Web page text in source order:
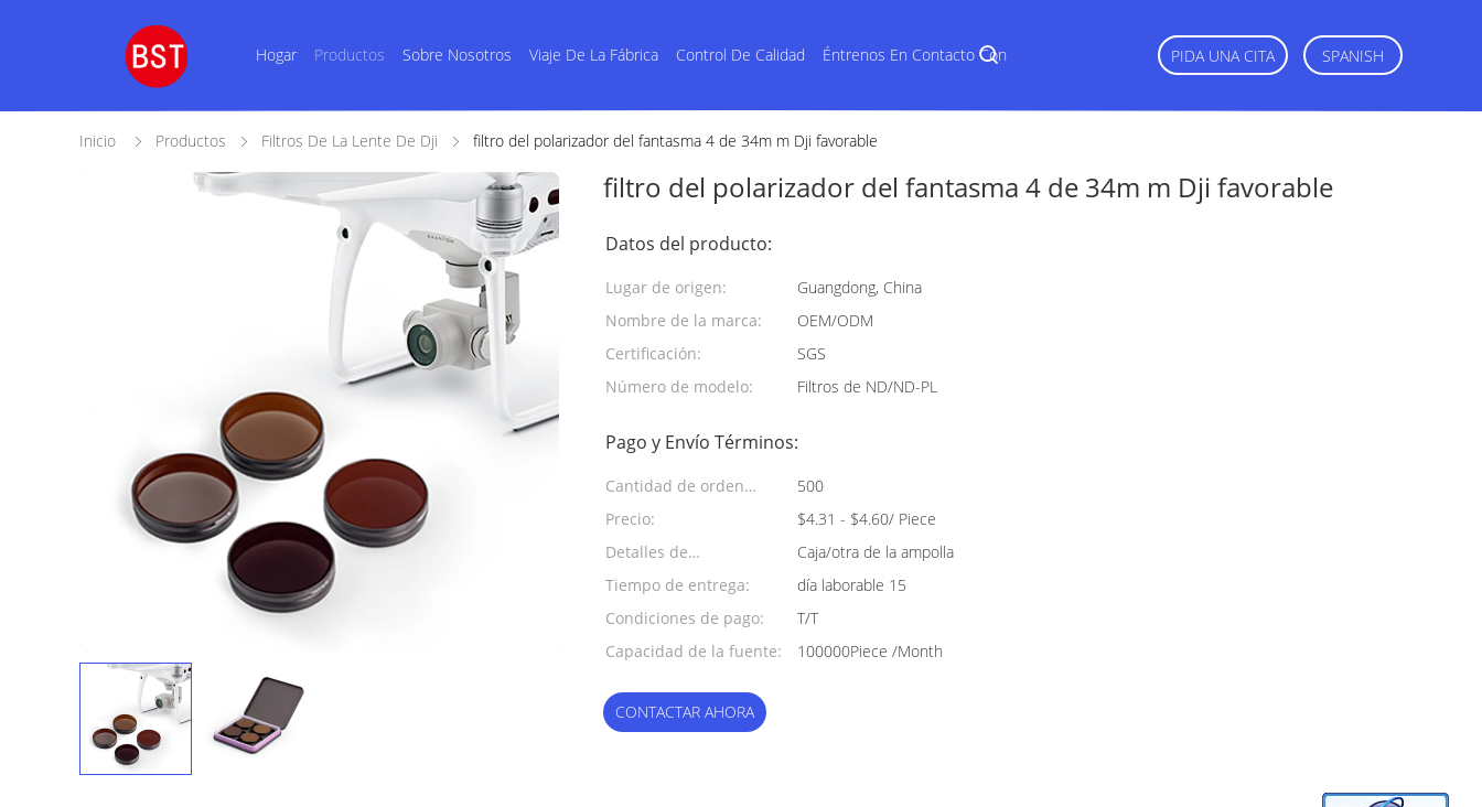
Hogar Productos Sobre Nosotros Viaje De La Fábrica Control De Calidad Éntrenos En Contacto Con PIDA UNA CITA SPANISH
Inicio Productos Filtros De La Lente De Dji filtro del polarizador del fantasma 4 de 34m m Dji favorable
filtro del polarizador del fantasma 4 de 34m m Dji favorable
Datos del producto:
Lugar de origen:
Guangdong, China
Nombre de la marca:
OEM/ODM
Certificación:
SGS
Número de modelo:
Filtros de ND/ND-PL
Pago y Envío Términos:
Cantidad de orden
mínima:
500
Precio:
$4.31 - $4.60/ Piece
Detalles de
empaquetado:
Caja/otra de la ampolla
Tiempo de entrega:
día laborable 15
Condiciones de pago:
T/T
Capacidad de la fuente:
100000Piece /Month
CONTACTAR AHORA